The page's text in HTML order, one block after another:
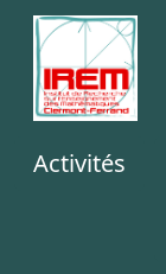
Activités